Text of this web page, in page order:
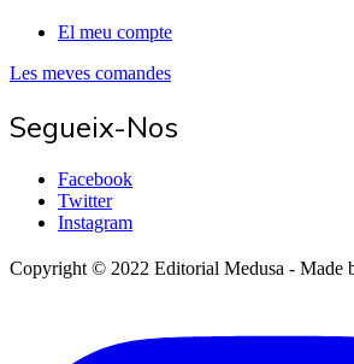
El meu compte
Les meves comandes
Segueix-Nos
Facebook
Twitter
Instagram
Copyright © 2022 Editorial Medusa - Made